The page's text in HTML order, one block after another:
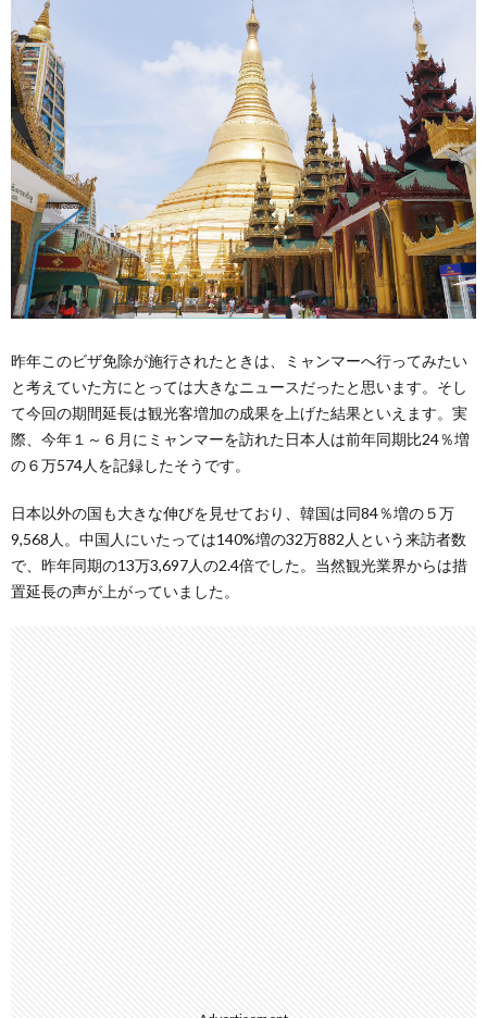
昨年このビザ免除が施行されたときは、ミャンマーへ行ってみたい
と考えていた方にとっては大きなニュースだったと思います。そし
て今回の期間延長は観光客増加の成果を上げた結果といえます。実
際、今年１～６月にミャンマーを訪れた日本人は前年同期比24％増
の６万574人を記録したそうです。
日本以外の国も大きな伸びを見せており、韓国は同84％増の５万
9,568人。中国人にいたっては140%増の32万882人という来訪者数
で、昨年同期の13万3,697人の2.4倍でした。当然観光業界からは措
置延長の声が上がっていました。